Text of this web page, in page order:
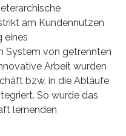
am Kundennutzen
eines
System von getrennten
Arbeit wurden
bzw. in die Abläufe
So wurde das
lernenden